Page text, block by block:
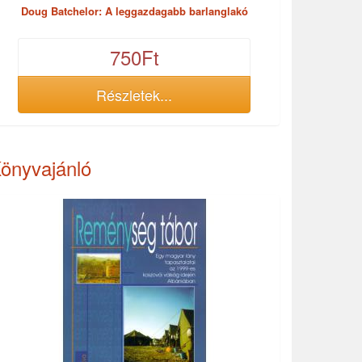
Doug Batchelor: A leggazdagabb barlanglakó
750Ft
Részletek...